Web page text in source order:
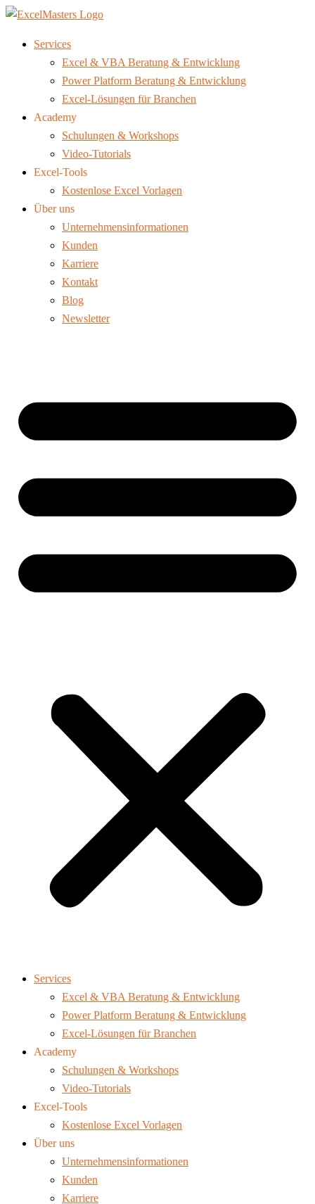
Services
Excel & VBA Beratung & Entwicklung
Power Platform Beratung & Entwicklung
Excel-Lösungen für Branchen
Academy
Schulungen & Workshops
Video-Tutorials
Excel-Tools
Kostenlose Excel Vorlagen
Über uns
Unternehmensinformationen
Kunden
Karriere
Kontakt
Blog
Newsletter
Services
Excel & VBA Beratung & Entwicklung
Power Platform Beratung & Entwicklung
Excel-Lösungen für Branchen
Academy
Schulungen & Workshops
Video-Tutorials
Excel-Tools
Kostenlose Excel Vorlagen
Über uns
Unternehmensinformationen
Kunden
Karriere